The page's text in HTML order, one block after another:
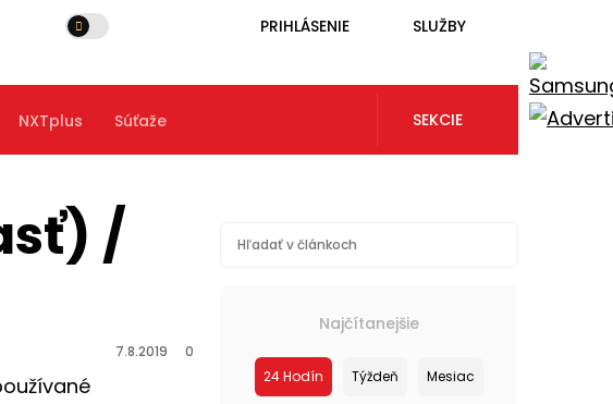
PRIHLÁSENIE SLUŽBY
NXTplus Súťaže SEKCIE
/
7.8.2019 0
Najčítanejšie
24 Hodín Týždeň Mesiac